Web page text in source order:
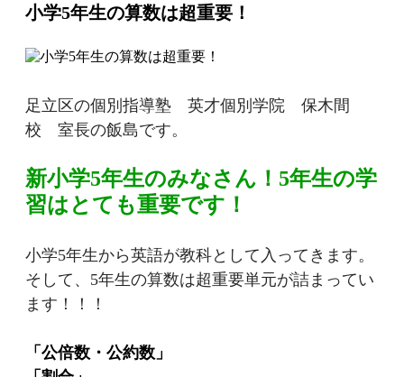
小学5年生の算数は超重要！
足立区の個別指導塾 英才個別学院 保木間
校 室長の飯島です。
新小学5年生のみなさん！5年生の学
習はとても重要です！
小学5年生から英語が教科として入ってきます。
そして、5年生の算数は超重要単元が詰まってい
ます！！！
「公倍数・公約数」